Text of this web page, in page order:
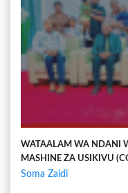
WATAALAM WA NDANI
MASHINE ZA USIKIVU
Soma Zaidi